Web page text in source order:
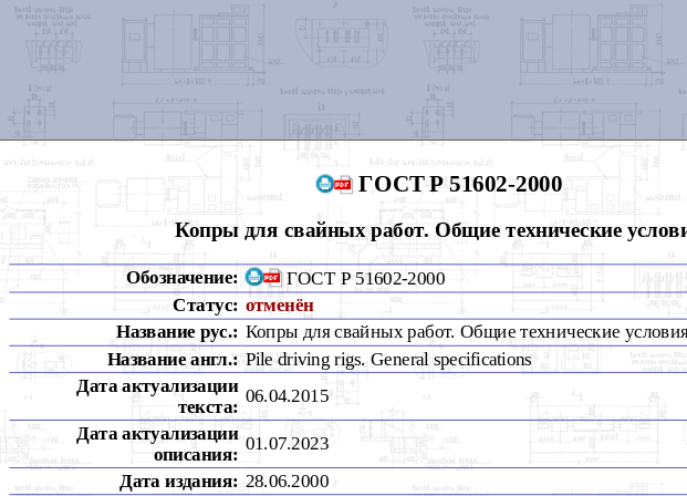
ГОСТ Р 51602-2000
Копры для свайных работ. Общие технические
Обозначение:
ГОСТ Р 51602-2000
Статус: отменён
Название рус.: Копры для свайных работ. Общие технические
Название англ.: Pile driving rigs. General specifications
Дата актуализации
текста:
06.04.2015
Дата актуализации
описания:
01.07.2023
Дата издания: 28.06.2000